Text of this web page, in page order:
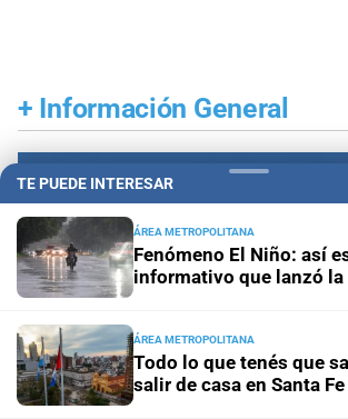
+ Información General
TE PUEDE INTERESAR
ÁREA METROPOLITANA
Fenómeno El Niño: así
informativo que lanzó la
ÁREA METROPOLITANA
Todo lo que tenés que
salir de casa en Santa